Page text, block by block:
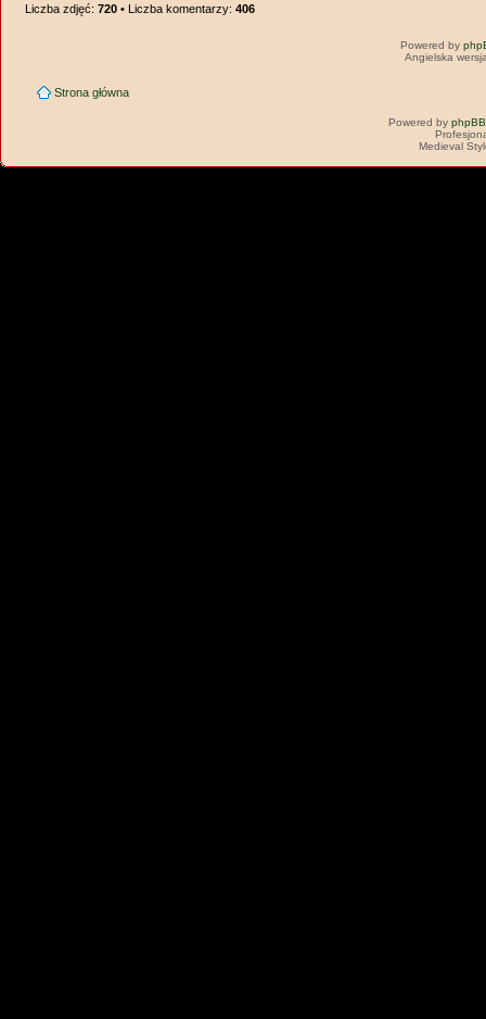
Liczba zdjęć:720 • Liczba komentarzy:406
Powered by
Angielska
Strona główna
Powered by phpBB
Medieval